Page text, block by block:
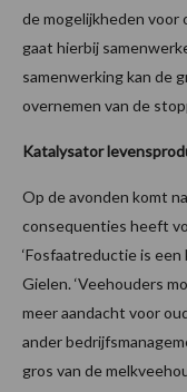
de mogelijkheden
gaat hierbij
samenwerking kan de
overnemen van de
Katalysator
Op de avonden komt
consequenties heeft
‘Fosfaatreductie is
Gielen. ‘Veehouders
meer aandacht voor
ander
gros van de